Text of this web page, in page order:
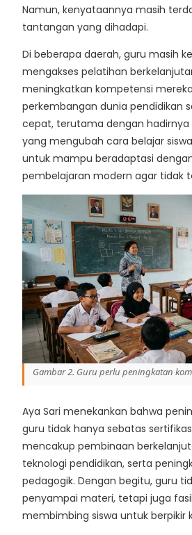
Namun, kenyataannya masih
tantangan yang dihadapi.
Di beberapa daerah, guru masih
mengakses pelatihan
meningkatkan kompetensi
perkembangan dunia pendidikan
cepat, terutama dengan hadirnya
yang mengubah cara belajar
untuk mampu beradaptasi
pembelajaran modern agar tidak
Gambar 2. Guru perlu peningkatan
Aya Sari menekankan bahwa
guru tidak hanya sebatas
mencakup pembinaan
teknologi pendidikan, serta
pedagogik. Dengan begitu, guru
penyampai materi, tetapi juga
membimbing siswa untuk berpikir